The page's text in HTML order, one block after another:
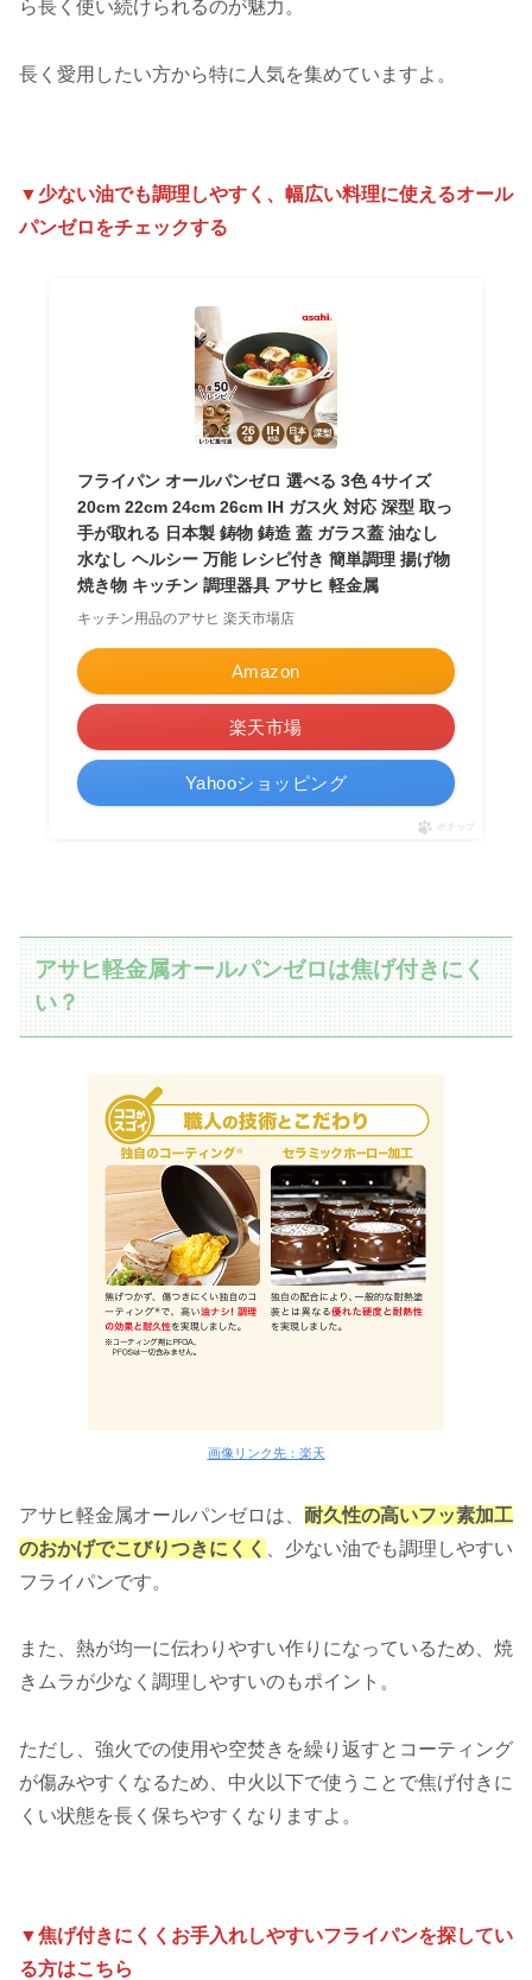
ら長く使い続けられるのが魅力。
長く愛用したい方から特に人気を集めていますよ。
▼少ない油でも調理しやすく、幅広い料理に使えるオール
パンゼロをチェックする
フライパン オールパンゼロ 選べる 3色 4サイズ
20cm 22cm 24cm 26cm IH ガス火 対応 深型 取っ
手が取れる 日本製 鋳物 鋳造 蓋 ガラス蓋 油なし
水なし ヘルシー 万能 レシピ付き 簡単調理 揚げ物
焼き物 キッチン 調理器具 アサヒ 軽金属
キッチン用品のアサヒ 楽天市場店
Amazon
楽天市場
Yahooショッピング
ポチップ
アサヒ軽金属オールパンゼロは焦げ付きにく
い？
画像リンク先：楽天
アサヒ軽金属オールパンゼロは、 耐久性の高いフッ素加工
のおかげでこびりつきにくく
、少ない油でも調理しやすい
フライパンです。
また、熱が均一に伝わりやすい作りになっているため、焼
きムラが少なく調理しやすいのもポイント。
ただし、強火での使用や空焚きを繰り返すとコーティング
が傷みやすくなるため、中火以下で使うことで焦げ付きに
くい状態を長く保ちやすくなりますよ。
▼焦げ付きにくくお手入れしやすいフライパンを探してい
る方はこちら